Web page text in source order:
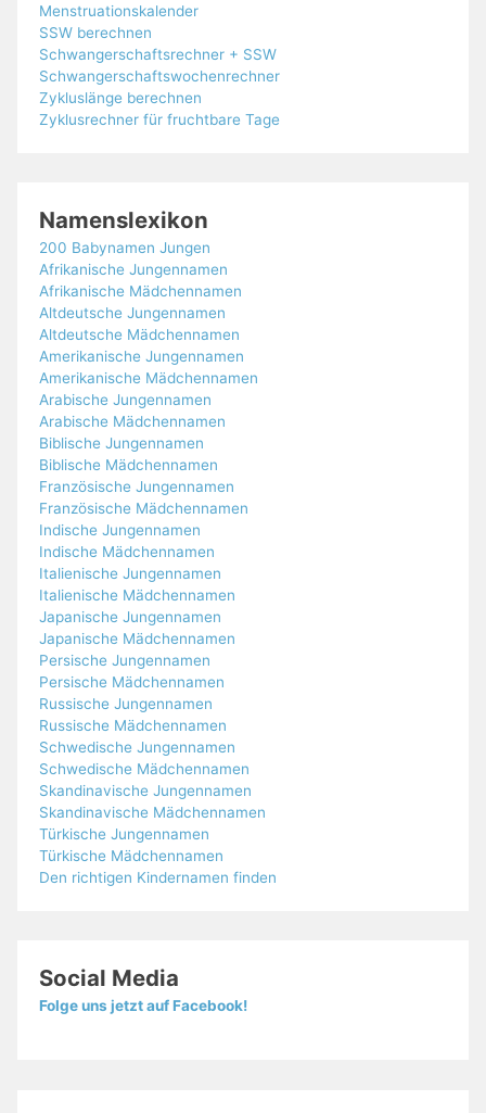
Menstruationskalender
SSW berechnen
Schwangerschaftsrechner + SSW
Schwangerschaftswochenrechner
Zykluslänge berechnen
Zyklusrechner für fruchtbare Tage
Namenslexikon
200 Babynamen Jungen
Afrikanische Jungennamen
Afrikanische Mädchennamen
Altdeutsche Jungennamen
Altdeutsche Mädchennamen
Amerikanische Jungennamen
Amerikanische Mädchennamen
Arabische Jungennamen
Arabische Mädchennamen
Biblische Jungennamen
Biblische Mädchennamen
Französische Jungennamen
Französische Mädchennamen
Indische Jungennamen
Indische Mädchennamen
Italienische Jungennamen
Italienische Mädchennamen
Japanische Jungennamen
Japanische Mädchennamen
Persische Jungennamen
Persische Mädchennamen
Russische Jungennamen
Russische Mädchennamen
Schwedische Jungennamen
Schwedische Mädchennamen
Skandinavische Jungennamen
Skandinavische Mädchennamen
Türkische Jungennamen
Türkische Mädchennamen
Den richtigen Kindernamen finden
Social Media
Folge uns jetzt auf Facebook!